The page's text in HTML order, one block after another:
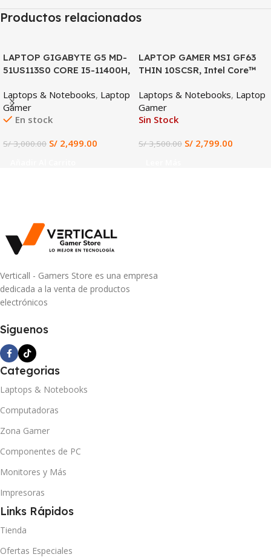
Productos relacionados
SALE
LAPTOP GIGABYTE G5 MD-
51US113S0 CORE I5-11400H,
DDR4, 512GB SSD, 15.6″ FHD
144HZ
Laptops & Notebooks, Laptop
Gamer
En stock
S/3,000.00 S/ 2,499.00
SALE
LAPTOP GAMER MSI GF63
THIN 10SCSR, Intel Core™
512GB SSD, NVIDIA
GeForce GTX 1650 Ti 4GB,
Pantalla 15.6” FHD IPS
Profesional
Laptops & Notebooks, Laptop
Gamer
Sin Stock
S/3,500.00 S/ 2,799.00
Verticall - Gamers Store es una empresa
dedicada a la venta de productos
electrónicos
Siguenos
Categorias
Laptops & Notebooks
Computadoras
Zona Gamer
Componentes de PC
Monitores y Más
Impresoras
Links Rápidos
Tienda
Ofertas Especiales